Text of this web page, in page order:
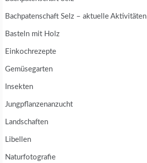
Bachpatenschaft Selz – aktuelle Aktivitäten
Basteln mit Holz
Einkochrezepte
Gemüsegarten
Insekten
Jungpflanzenanzucht
Landschaften
Libellen
Naturfotografie